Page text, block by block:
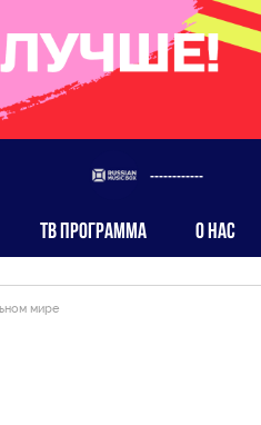
------------
ТВ ПРОГРАММА О НАС
мире